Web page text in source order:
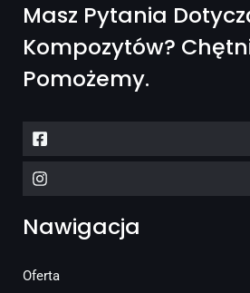
Masz Pytania
Kompozytów?
Pomożemy.
Nawigacja
Oferta